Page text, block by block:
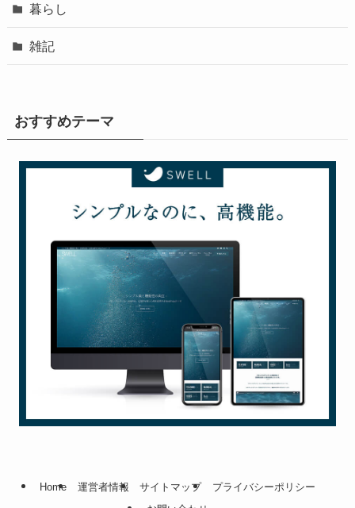
暮らし
雑記
おすすめテーマ
Home 運営者情報 サイトマップ
プライバシーポリシー